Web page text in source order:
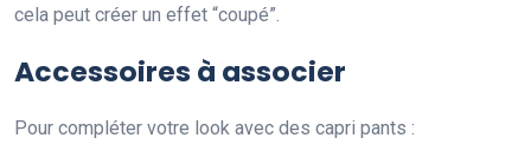
cela peut créer un effet “coupé”.
Accessoires à associer
Pour compléter votre look avec des capri pants :